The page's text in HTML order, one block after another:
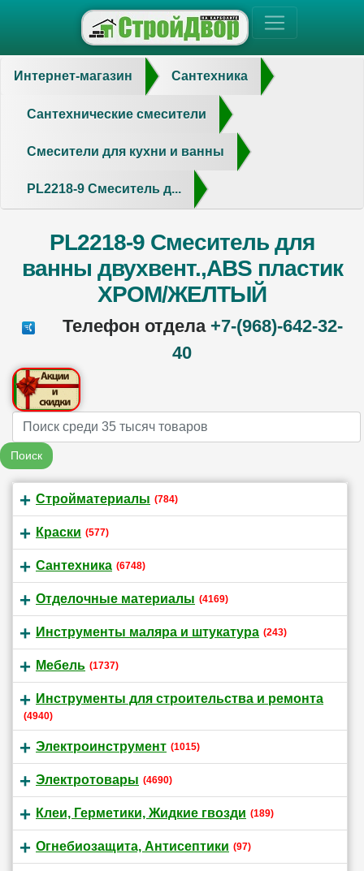
Интернет-магазин Сантехника
Сантехнические смесители
Смесители для кухни и ванны
PL2218-9 Смеситель д...
PL2218-9 Смеситель для
ванны двухвент.,ABS пластик
ХРОМ/ЖЕЛТЫЙ
Телефон отдела +7-(968)-642-32-
40
Name
Поиск
Стройматериалы (784)
Краски (577)
Сантехника (6748)
Отделочные материалы (4169)
Инструменты маляра и штукатура (243)
Мебель (1737)
Инструменты для строительства и ремонта
(4940)
Электроинструмент (1015)
Электротовары (4690)
Клеи, Герметики, Жидкие гвозди (189)
Огнебиозащита, Антисептики (97)